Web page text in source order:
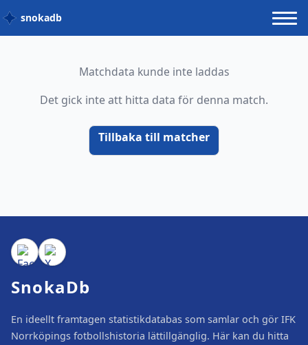
snokadb
Matchdata kunde inte laddas
Det gick inte att hitta data för denna match.
Tillbaka till matcher
SnokaDb
En ideellt framtagen statistikdatabas som samlar och gör IFK
Norrköpings fotbollshistoria lättillgänglig. Här kan du hitta